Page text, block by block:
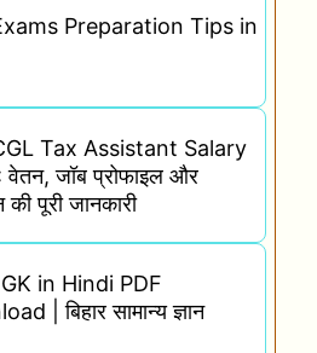
Preparation Tips in
Tax Assistant Salary
जॉब प्रोफाइल और
की पूरी जानकारी
in Hindi PDF
| बिहार सामान्य ज्ञान